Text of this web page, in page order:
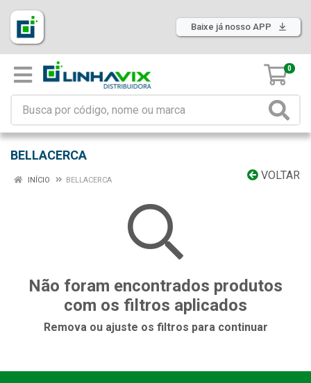
Baixe já nosso APP
0
BELLACERCA
VOLTAR
INÍCIO BELLACERCA
Não foram encontrados produtos
com os filtros aplicados
Remova ou ajuste os filtros para continuar